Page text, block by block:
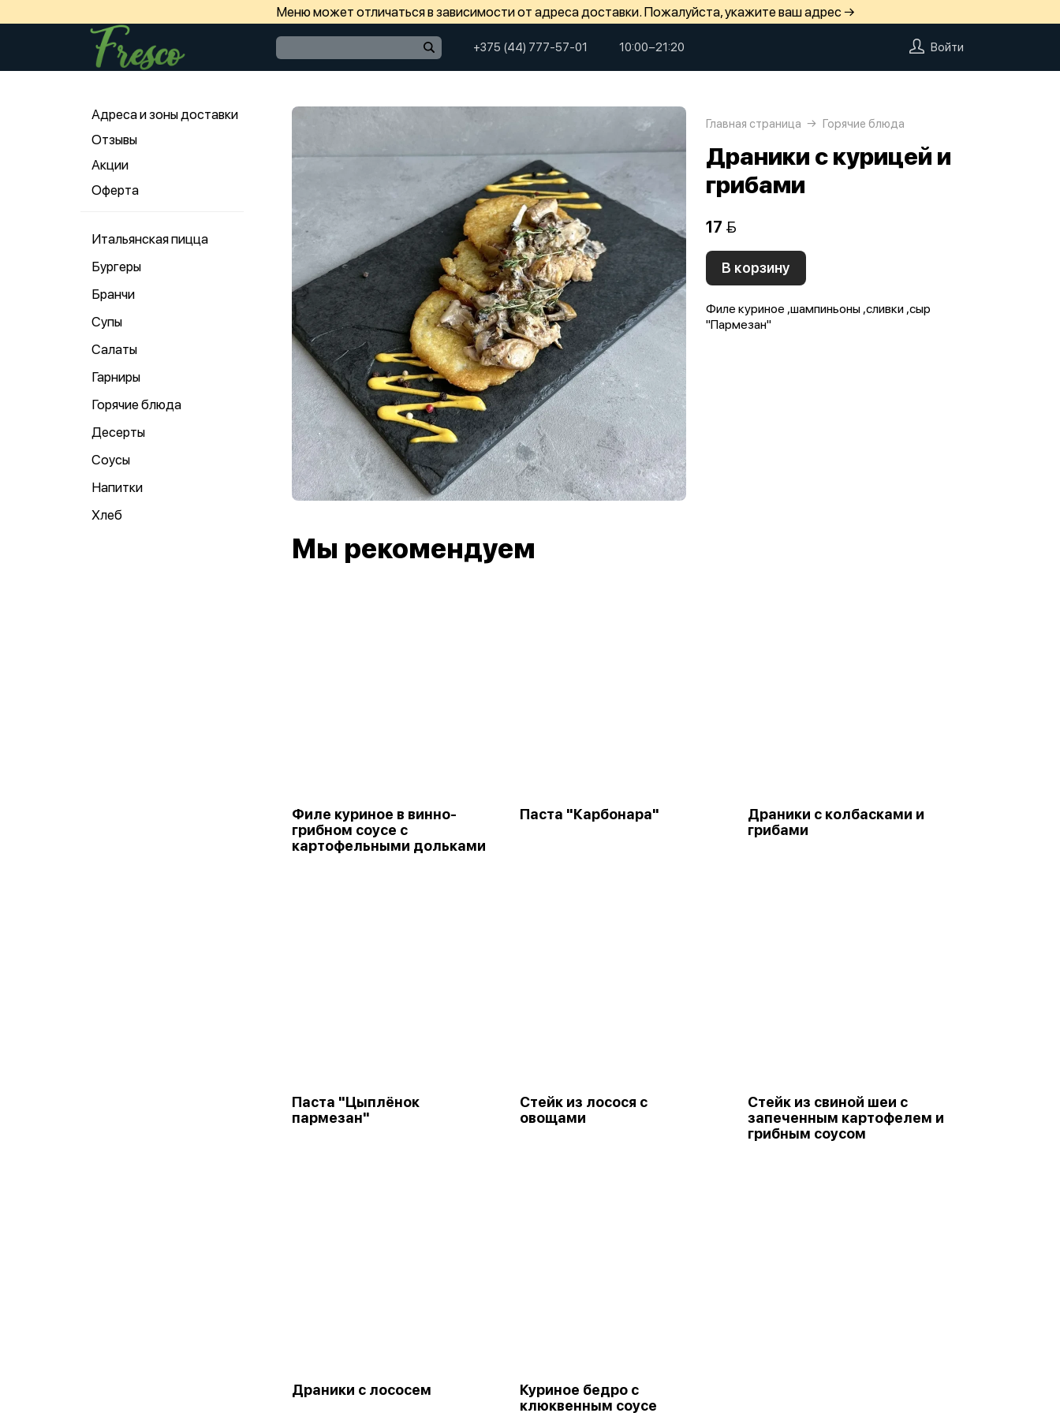
Меню может отличаться в зависимости от адреса доставки. Пожалуйста, укажите ваш адрес →
+375 (44) 777-57-01 10:00−21:20 Войти
Адреса и зоны доставки
Отзывы
Акции
Оферта
Итальянская пицца
Бургеры
Бранчи
Супы
Салаты
Гарниры
Горячие блюда
Десерты
Соусы
Напитки
Хлеб
Главная страница Горячие блюда
Драники с курицей и
грибами
17 
В корзину
Филе куриное ,шампиньоны ,сливки ,сыр
"Пармезан"
Мы рекомендуем
Филе куриное в винно-
грибном соусе с
картофельными дольками
Паста "Карбонара"
Драники с колбасками и
грибами
Паста "Цыплёнок
пармезан"
Стейк из лосося с
овощами
Стейк из свиной шеи с
запеченным картофелем и
грибным соусом
Драники с лососем
Куриное бедро с
клюквенным соусе